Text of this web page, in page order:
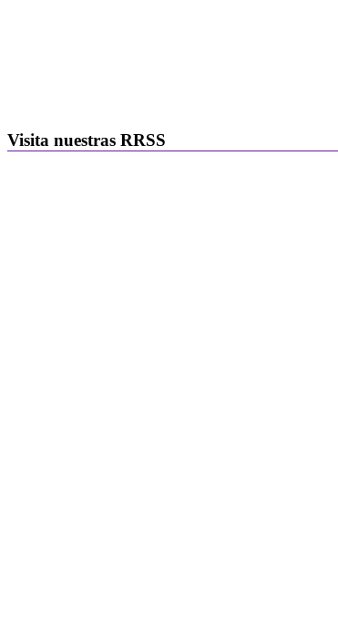
Visita nuestras RRSS